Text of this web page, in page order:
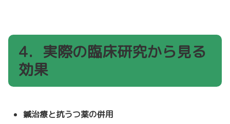
4．実際の臨床研究から見る
効果
鍼治療と抗うつ薬の併用